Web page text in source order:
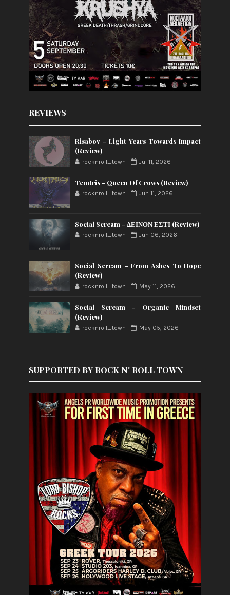
REVIEWS
Risabov - Light Years Towards Impact
(Review)
rocknroll_town Jul 11, 2026
Temtris - Queen Of Crows (Review)
rocknroll_town Jun 11, 2026
Social Scream - ΔΕΙΝΟΝ ΕΣΤΙ (Review)
rocknroll_town Jun 06, 2026
Social Scream - From Ashes To Hope
(Review)
rocknroll_town May 11, 2026
Social Scream - Organic Mindset
(Review)
rocknroll_town May 05, 2026
SUPPORTED BY ROCK N' ROLL TOWN